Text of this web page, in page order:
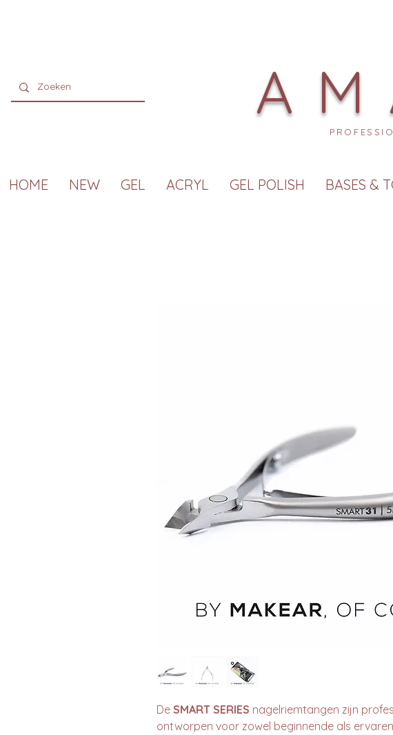
HOME NEW GEL ACRYL GEL POLISH BASES &
De SMART SERIES nagelriemtangen zijn
ontworpen voor zowel beginnende als